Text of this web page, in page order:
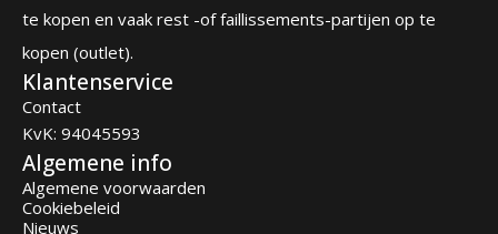
te kopen en vaak rest -of faillissements-partijen op te
kopen (outlet).
Klantenservice
Contact
KvK: 94045593
Algemene info
Algemene voorwaarden
Cookiebeleid
Nieuws